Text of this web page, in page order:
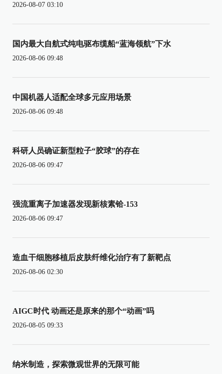
2026-08-07 03:10
国内最大自航式纯电驱布缆船“蓝海领航”下水
2026-08-06 09:48
中国机器人适配全球多元应用场景
2026-08-06 09:48
科研人员确证新型粒子“胶球”的存在
2026-08-06 09:47
强流重离子加速器发现新核素铪-153
2026-08-06 09:47
造血干细胞移植后皮肤纤维化治疗有了新靶点
2026-08-06 02:30
AIGC时代 动画还是原来的那个“动画”吗
2026-08-05 09:33
纳米制造，探索微观世界的无限可能